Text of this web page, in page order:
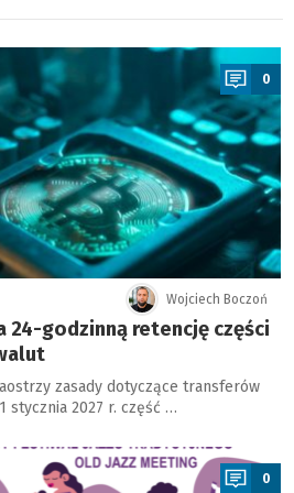
0
Wojciech Boczoń
24-godzinną retencję części
zasady dotyczące transferów
stycznia 2027 r. część …
0